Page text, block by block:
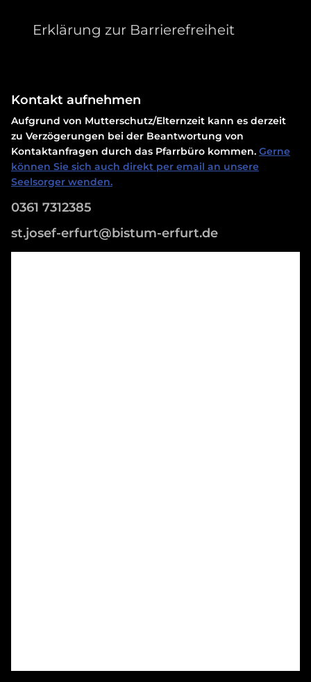
Erklärung zur Barrierefreiheit
Kontakt aufnehmen
Aufgrund von Mutterschutz/Elternzeit kann es derzeit
zu Verzögerungen bei der Beantwortung von
Kontaktanfragen durch das Pfarrbüro kommen. Gerne
können Sie sich auch direkt per email an unsere
Seelsorger wenden.
0361 7312385
st.josef-erfurt@bistum-erfurt.de